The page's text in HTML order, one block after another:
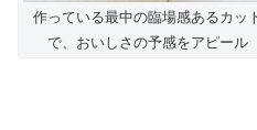
作っている最中の臨場感あるカッ
で、おいしさの予感をアピール